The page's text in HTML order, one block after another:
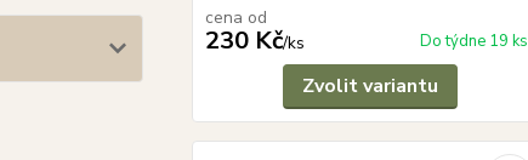
cena od
230 Kč/ks Do týdne 19 ks
Zvolit variantu